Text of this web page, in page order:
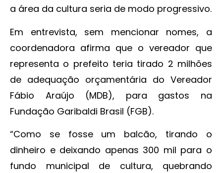
a área da cultura seria de modo progressivo.
Em entrevista, sem mencionar nomes, a
coordenadora afirma que o vereador que
representa o prefeito teria tirado 2 milhões
de adequação orçamentária do Vereador
Fábio Araújo (MDB), para gastos na
Fundação Garibaldi Brasil (FGB).
“Como se fosse um balcão, tirando o
dinheiro e deixando apenas 300 mil para o
fundo municipal de cultura, quebrando